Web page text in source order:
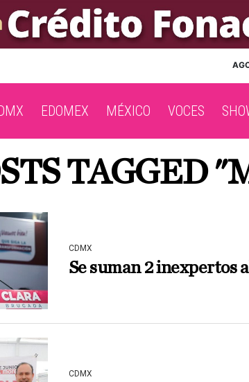
EDOMEX MÉXICO VOCES
TAGGED
CDMX
Se suman 2 inexpertos
CDMX